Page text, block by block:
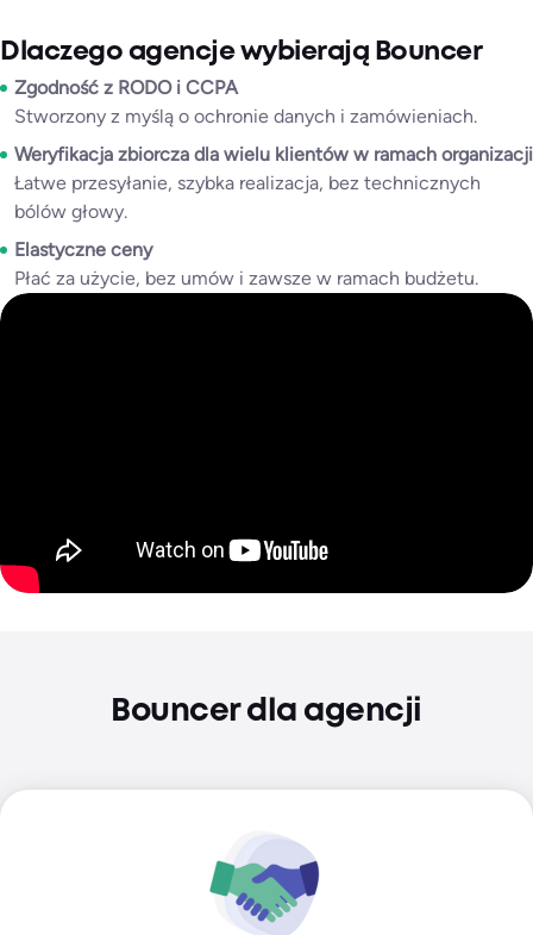
Dlaczego agencje wybierają Bouncer
Zgodność z RODO i CCPA
Stworzony z myślą o ochronie danych i zamówieniach.
Weryfikacja zbiorcza dla wielu klientów w ramach organizacji
Łatwe przesyłanie, szybka realizacja, bez technicznych
bólów głowy.
Elastyczne ceny
Płać za użycie, bez umów i zawsze w ramach budżetu.
Bouncer dla agencji